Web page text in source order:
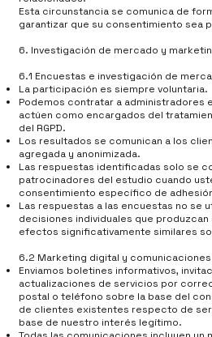
Esta circunstancia se comunica de
garantizar que su consentimiento sea
6. Investigación de mercado y
6.1 Encuestas e investigación de
La participación es siempre voluntaria.
Podemos contratar a administradores
actúen como encargados del
del RGPD.
Los resultados se comunican a los
agregada y anonimizada.
Las respuestas identificadas solo se
patrocinadores del estudio cuando
consentimiento específico de
Las respuestas a las encuestas no se
decisiones individuales que
efectos significativamente similares
6.2 Marketing digital y comunicaciones
Enviamos boletines informativos,
actualizaciones de servicios por
postal o teléfono sobre la base del
de clientes existentes respecto de
base de nuestro interés legítimo.